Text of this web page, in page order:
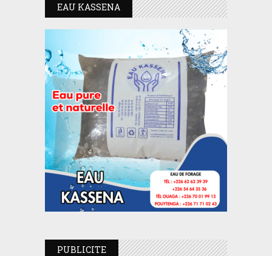
EAU KASSENA
PUBLICITE